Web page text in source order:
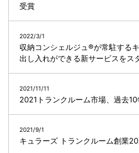
受賞
2022/3/1
収納コンシェルジュ®が常駐する
出し入れができる新サービスをス
2021/11/11
2021トランクルーム市場、過去
2021/9/1
キュラーズ トランクルーム創業